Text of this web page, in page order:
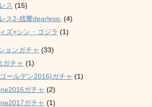
ス (15)
ス2-残響dearless- (4)
ズ×シン・ゴジラ (1)
ョンガチャ (33)
ガチャ (1)
ールデン2016)ガチャ (1)
ガチャ (2)
ガチャ (1)